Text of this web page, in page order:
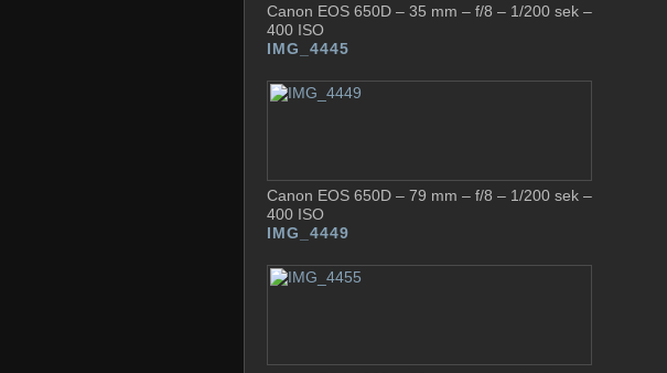
Canon EOS 650D – 35 mm – f/8 – 1/200 sek –
400 ISO
IMG_4445
Canon EOS 650D – 79 mm – f/8 – 1/200 sek –
400 ISO
IMG_4449